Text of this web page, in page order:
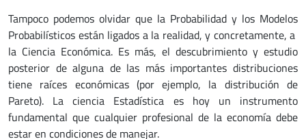
Tampoco podemos olvidar que la Probabilidad y los Modelos
Probabilísticos están ligados a la realidad, y concretamente, a
la Ciencia Económica. Es más, el descubrimiento y estudio
posterior de alguna de las más importantes distribuciones
tiene raíces económicas (por ejemplo, la distribución de
Pareto). La ciencia Estadística es hoy un instrumento
fundamental que cualquier profesional de la economía debe
estar en condiciones de manejar.